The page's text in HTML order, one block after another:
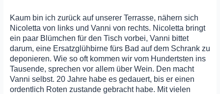
Kaum bin ich zurück auf unserer Terrasse, nähern sich
Nicoletta von links und Vanni von rechts. Nicoletta bringt
ein paar Blümchen für den Tisch vorbei, Vanni bittet
darum, eine Ersatzglühbirne fürs Bad auf dem Schrank zu
deponieren. Wie so oft kommen wir vom Hundertsten ins
Tausende, sprechen vor allem über Wein. Den macht
Vanni selbst. 20 Jahre habe es gedauert, bis er einen
ordentlich Roten zustande gebracht habe. Mit vielen